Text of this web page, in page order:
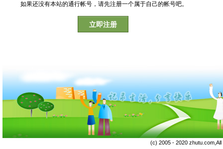
如果还没有本站的通行帐号，请先注册一个属于自己的帐号吧。
立即注册
(c) 2005 - 2020